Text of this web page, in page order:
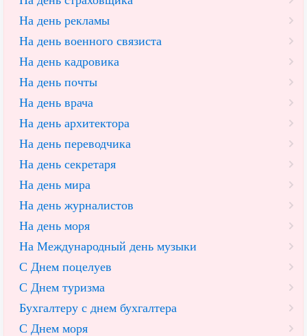
На день рекламы
На день военного связиста
На день кадровика
На день почты
На день врача
На день архитектора
На день переводчика
На день секретаря
На день мира
На день журналистов
На день моря
На Международный день музыки
С Днем поцелуев
С Днем туризма
Бухгалтеру с днем бухгалтера
С Днем моря